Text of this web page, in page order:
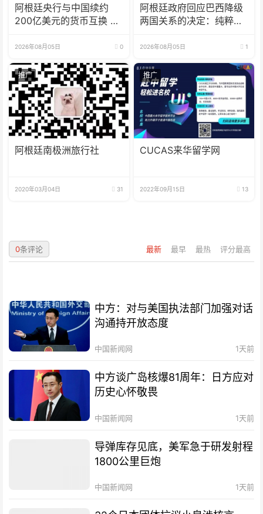
阿根廷央行与中国续约
200亿美元的货币互换 有
2026年08月05日 0
阿根廷政府回应巴西降级
两国关系的决定：纯粹意
2026年08月05日 1
推广
阿根廷南极洲旅行社
2020年03月04日 31
推广
CUCAS来华留学网
2022年09月15日 13
最新 最早 最热 评分最高
0条评论
中方：对与美国执法部门加强对话
沟通持开放态度
中国新闻网 1天前
中方谈广岛核爆81周年：日方应对
历史心怀敬畏
中国新闻网 1天前
导弹库存见底，美军急于研发射程
1800公里巨炮
中国新闻网 1天前